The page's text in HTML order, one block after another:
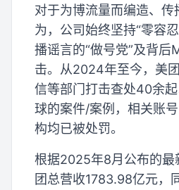
对于为博流量而编造、传
为，公司始终坚持“零容
播谣言的“做号党”及背后
击。从2024年至今，美
信等部门打击查处40余
球的案件/案例，相关账
构均已被处罚。
根据2025年8月公布的最
团总营收1783.98亿元，